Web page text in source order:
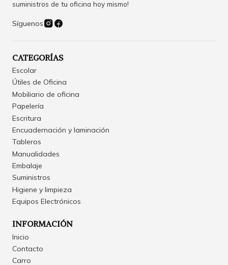
suministros de tu oficina hoy mismo!
Síguenos
CATEGORÍAS
Escolar
Útiles de Oficina
Mobiliario de oficina
Papelería
Escritura
Encuadernación y laminación
Tableros
Manualidades
Embalaje
Suministros
Higiene y limpieza
Equipos Electrónicos
INFORMACIÓN
Inicio
Contacto
Carro